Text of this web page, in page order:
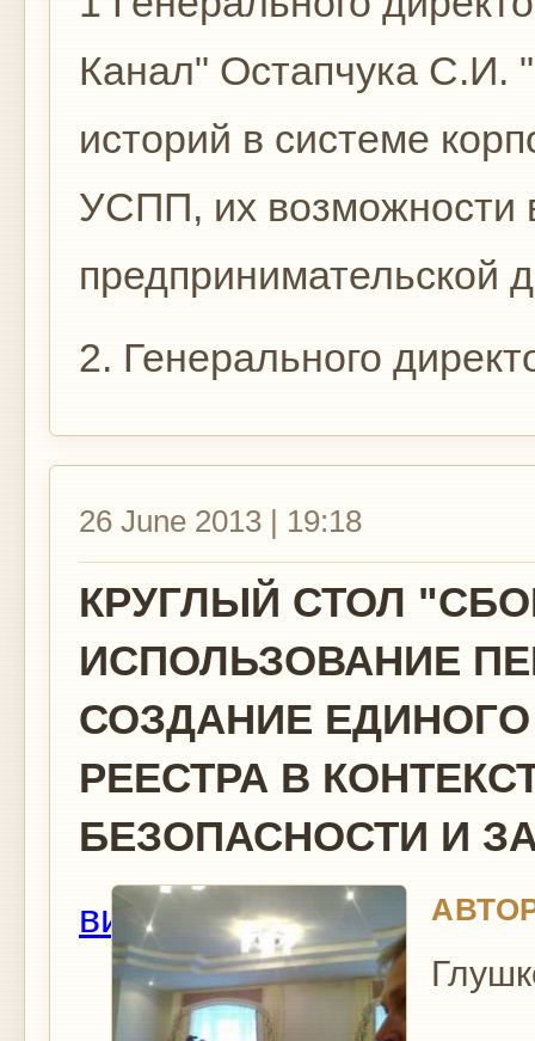
Канал" Остапчука С.И.
историй в системе
УСПП, их возможности
предпринимательской
2. Генерального
26 June 2013 | 19:18
КРУГЛЫЙ СТОЛ
ИСПОЛЬЗОВАНИЕ
СОЗДАНИЕ
РЕЕСТРА В
БЕЗОПАСНОСТИ И
вид